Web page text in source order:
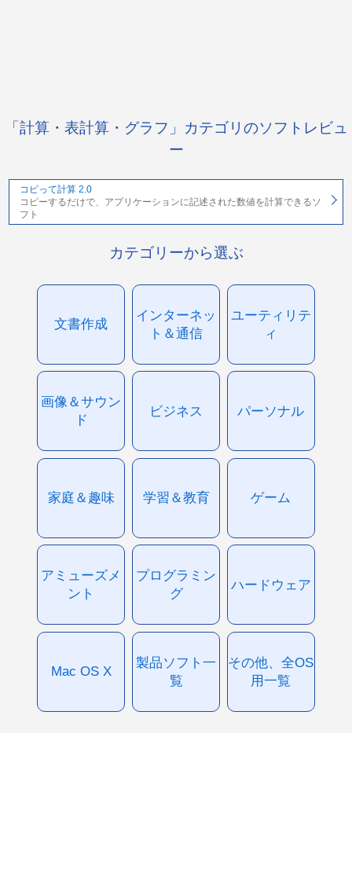
「計算・表計算・グラフ」カテゴリのソフトレビュ
ー
コピって計算 2.0
コピーするだけで、アプリケーションに記述された数値を計算できるソ
フト
カテゴリーから選ぶ
文書作成
インターネッ
ト＆通信
ユーティリテ
ィ
画像＆サウン
ド
ビジネス パーソナル
家庭＆趣味 学習＆教育 ゲーム
アミューズメ
ント
プログラミン
グ
ハードウェア
Mac OS X
製品ソフト一
覧
その他、全OS
用一覧